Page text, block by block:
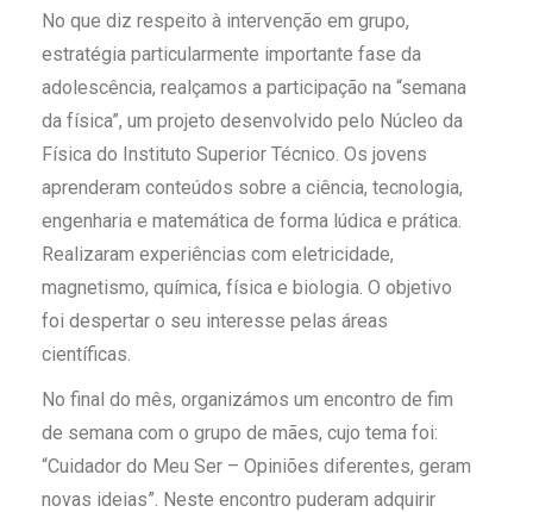
No que diz respeito à intervenção em grupo,
estratégia particularmente importante fase da
adolescência, realçamos a participação na “semana
da física”, um projeto desenvolvido pelo Núcleo da
Física do Instituto Superior Técnico. Os jovens
aprenderam conteúdos sobre a ciência, tecnologia,
engenharia e matemática de forma lúdica e prática.
Realizaram experiências com eletricidade,
magnetismo, química, física e biologia. O objetivo
foi despertar o seu interesse pelas áreas
científicas.
No final do mês, organizámos um encontro de fim
de semana com o grupo de mães, cujo tema foi:
“Cuidador do Meu Ser – Opiniões diferentes, geram
novas ideias”. Neste encontro puderam adquirir